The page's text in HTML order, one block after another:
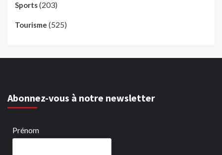
Sports(203)
Tourisme (525)
Abonnez-vous à notre newsletter
Prénom